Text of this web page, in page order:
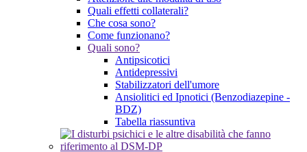
Quali effetti collaterali?
Che cosa sono?
Come funzionano?
Quali sono?
Antipsicotici
Antidepressivi
Stabilizzatori dell'umore
Ansiolitici ed Ipnotici (Benzodiazepine -
BDZ)
Tabella riassuntiva